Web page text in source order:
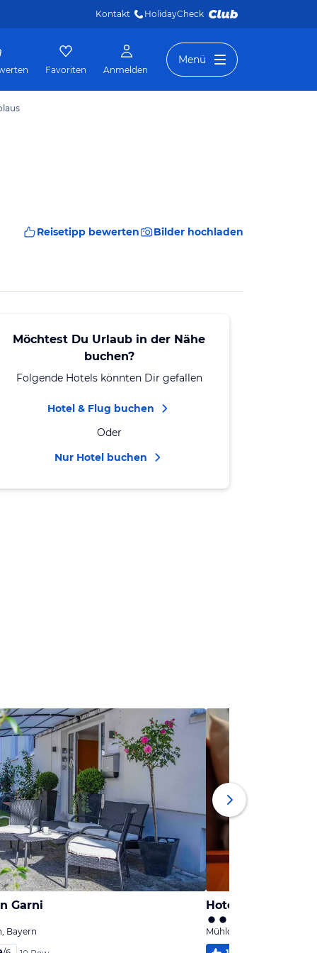
Kontakt HolidayCheck
Favoriten Anmelden
Menü
Reisetipp bewerten Bilder hochladen
Möchtest Du Urlaub in der Nähe
buchen?
Folgende Hotels könnten Dir gefallen
Hotel & Flug buchen
Oder
Nur Hotel buchen
Garni
Bayern
Hotel Bastei
Mühldorf am Inn, Bayern